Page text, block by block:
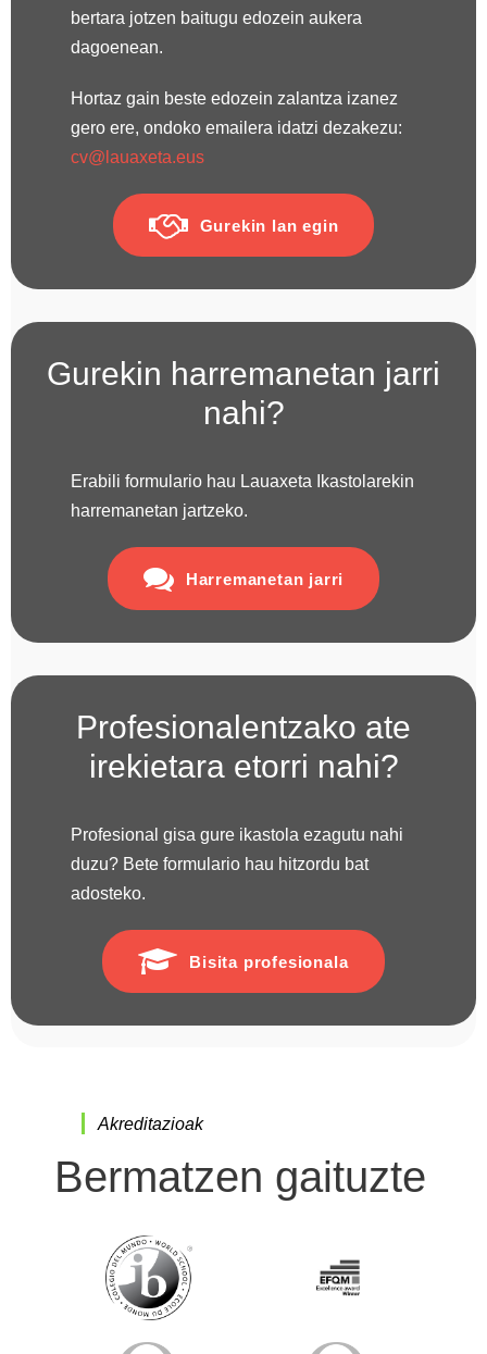
bertara jotzen baitugu edozein aukera
dagoenean.
Hortaz gain beste edozein zalantza izanez
gero ere, ondoko emailera idatzi dezakezu:
cv@lauaxeta.eus
Gurekin lan egin
Gurekin harremanetan jarri
nahi?
Erabili formulario hau Lauaxeta Ikastolarekin
harremanetan jartzeko.
Harremanetan jarri
Profesionalentzako ate
irekietara etorri nahi?
Profesional gisa gure ikastola ezagutu nahi
duzu? Bete formulario hau hitzordu bat
adosteko.
Bisita profesionala
Akreditazioak
Bermatzen gaituzte